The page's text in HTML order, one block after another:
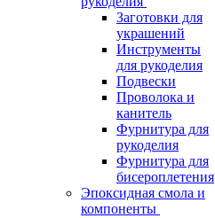
Заготовки для
украшений
Инструменты
для рукоделия
Подвески
Проволока и
канитель
Фурнитура для
рукоделия
Фурнитура для
бисероплетения
Эпоксидная смола и
компоненты